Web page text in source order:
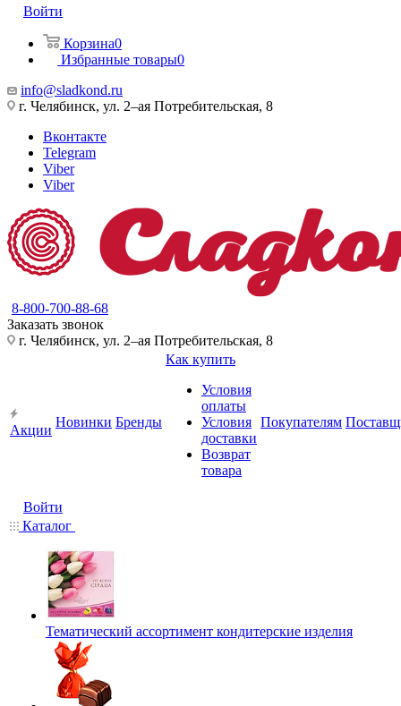
Войти
Корзина0
Избранные товары0
info@sladkond.ru
г. Челябинск, ул. 2–ая Потребительская, 8
Вконтакте
Telegram
Viber
Viber
8-800-700-88-68
Заказать звонок
г. Челябинск, ул. 2–ая Потребительская, 8
Акции
Новинки Бренды
Как купить
Условия
оплаты
Условия
доставки
Возврат
товара
Покупателям
Войти
Каталог
Тематический ассортимент кондитерские изделия